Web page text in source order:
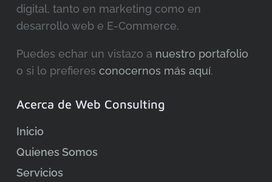
digital, tanto en marketing como en
desarrollo web e E-Commerce.
Puedes echar un vistazo a nuestro portafolio
o si lo prefieres conocernos más aquí.
Acerca de Web Consulting
Inicio
Quienes Somos
Servicios